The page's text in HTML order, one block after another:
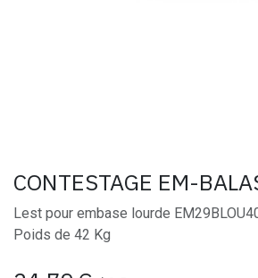
CONTESTAGE EM-
Lest pour embase lourde
Poids de 42 Kg